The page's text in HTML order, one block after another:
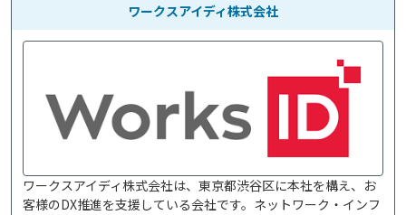
ワークスアイディ株式会社
ワークスアイディ株式会社は、東京都渋谷区に本社を構え、お
客様のDX推進を支援している会社です。ネットワーク・インフ